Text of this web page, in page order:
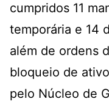
cumpridos 11
temporária e 14
além de ordens
bloqueio de
pelo Núcleo de